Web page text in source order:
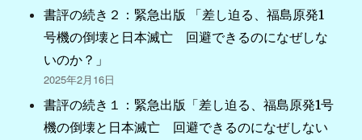
書評の続き２：緊急出版 「差し迫る、福島原発1
号機の倒壊と日本滅亡 回避できるのになぜしな
いのか？」
2025年2月16日
書評の続き１：緊急出版「差し迫る、福島原発1号
機の倒壊と日本滅亡 回避できるのになぜしない